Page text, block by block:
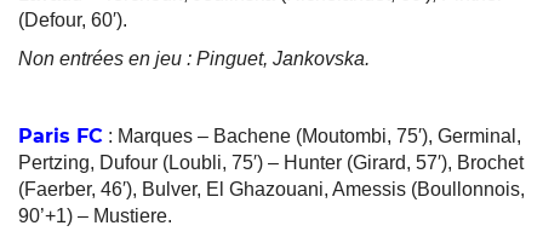
(Defour, 60′).
Non entrées en jeu : Pinguet, Jankovska.
Paris FC : Marques – Bachene (Moutombi, 75′), Germinal,
Pertzing, Dufour (Loubli, 75′) – Hunter (Girard, 57′), Brochet
(Faerber, 46′), Bulver, El Ghazouani, Amessis (Boullonnois,
90’+1) – Mustiere.